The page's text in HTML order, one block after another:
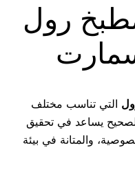
رول
التي تناسب مختلف
الصحيح يساعد في تحقيق
والمتانة في بيئة